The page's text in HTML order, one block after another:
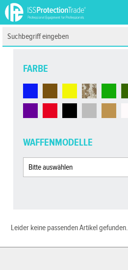
FARBE
WAFFENMODELLE
Leider keine passenden Artikel gefunden.